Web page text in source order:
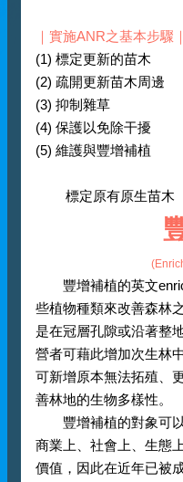
｜實施ANR之基本步驟｜
(1) 標定更新的苗木
(2) 疏開更新苗木周邊
(3) 抑制雜草
(4) 保護以免除干擾
(5) 維護與豐增補植
標定原有原生苗木
豐增補植的英文
些植物種類來改善森林
是在冠層孔隙或沿著整
營者可藉此增加次生林
可新增原本無法拓殖、
善林地的生物多樣性。
豐增補植的對象可以
商業上、社會上、生態
價值，因此在近年已被